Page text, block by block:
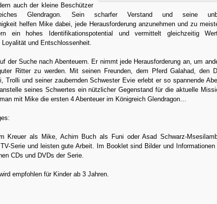
auch der kleine Beschützer
Glendragon. Sein scharfer Verstand und seine
helfen Mike dabei, jede Herausforderung anzunehmen und zu
ein hohes Identifikationspotential und vermittelt gleichzeitig
und Entschlossenheit.
der Suche nach Abenteuern. Er nimmt jede Herausforderung an, um
Ritter zu werden. Mit seinen Freunden, dem Pferd Galahad, den
Trolli und seiner zaubernden Schwester Evie erlebt er so spannende
seines Schwertes ein nützlicher Gegenstand für die aktuelle
mit Mike die ersten 4 Abenteuer im Königreich Glendragon…
Kreuer als Mike, Achim Buch als Funi oder Asad Schwarz-
Serie und leisten gute Arbeit. Im Booklet sind Bilder und Informationen
CDs und DVDs der Serie.
empfohlen für Kinder ab 3 Jahren.